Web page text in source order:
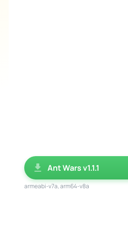
Ant Wars v1.1.1
armeabi-v7a, arm64-v8a